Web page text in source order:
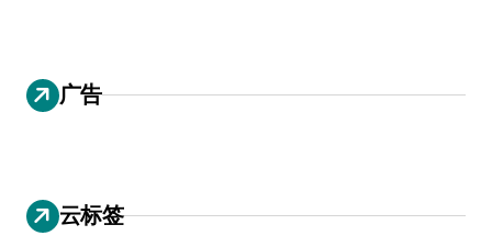
广告
云标签